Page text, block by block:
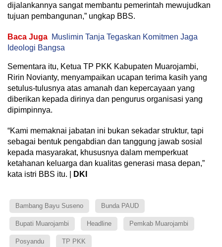
dijalankannya sangat membantu pemerintah mewujudkan
tujuan pembangunan,” ungkap BBS.
Baca Juga Muslimin Tanja Tegaskan Komitmen Jaga
Ideologi Bangsa
Sementara itu, Ketua TP PKK Kabupaten Muarojambi,
Ririn Novianty, menyampaikan ucapan terima kasih yang
setulus-tulusnya atas amanah dan kepercayaan yang
diberikan kepada dirinya dan pengurus organisasi yang
dipimpinnya.
“Kami memaknai jabatan ini bukan sekadar struktur, tapi
sebagai bentuk pengabdian dan tanggung jawab sosial
kepada masyarakat, khususnya dalam memperkuat
ketahanan keluarga dan kualitas generasi masa depan,”
kata istri BBS itu. |
DKI
Bambang Bayu Suseno Bunda PAUD
Bupati Muarojambi Headline Pemkab Muarojambi
Posyandu TP PKK